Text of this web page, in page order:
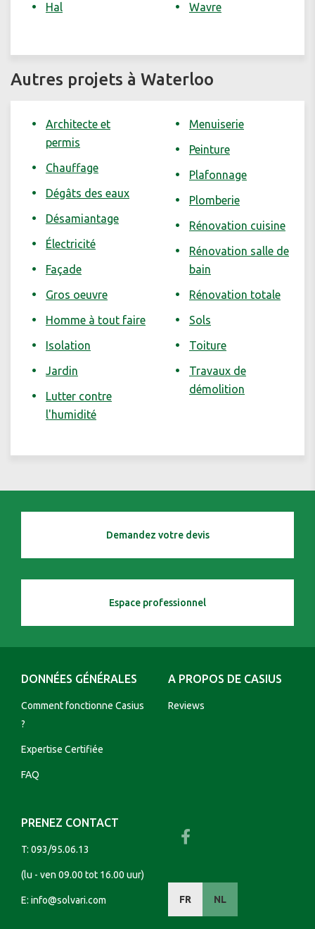
Hal
Wavre
Autres projets à Waterloo
Architecte et
permis
Chauffage
Dégâts des eaux
Désamiantage
Électricité
Façade
Gros oeuvre
Homme à tout faire
Isolation
Jardin
Lutter contre
l'humidité
Menuiserie
Peinture
Plafonnage
Plomberie
Rénovation cuisine
Rénovation salle de
bain
Rénovation totale
Sols
Toiture
Travaux de
démolition
Demandez votre devis
Espace professionnel
DONNÉES GÉNÉRALES
Comment fonctionne Casius
?
Expertise Certifiée
FAQ
A PROPOS DE CASIUS
Reviews
PRENEZ CONTACT
T: 093/95.06.13
(lu - ven 09.00 tot 16.00 uur)
E: info@solvari.com FR NL